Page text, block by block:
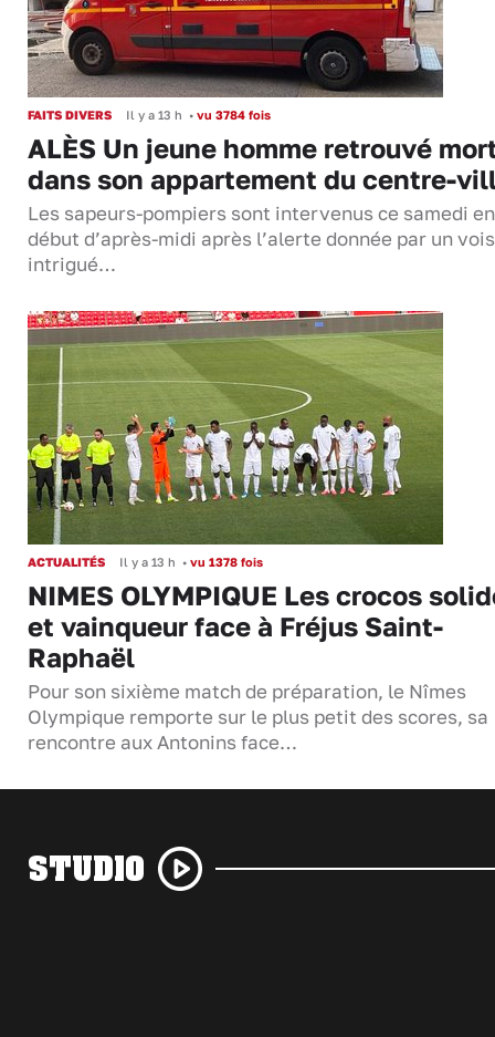
FAITS DIVERS Il y a 13 h • vu 3784 fois
ALÈS Un jeune homme retrouvé
dans son appartement du centre-
Les sapeurs-pompiers sont intervenus ce samedi en
début d’après-midi après l’alerte donnée par un
intrigué…
ACTUALITÉS Il y a 13 h • vu 1378 fois
NIMES OLYMPIQUE Les crocos
et vainqueur face à Fréjus Saint-
Raphaël
Pour son sixième match de préparation, le Nîmes
Olympique remporte sur le plus petit des scores, sa
rencontre aux Antonins face…
STUDIO